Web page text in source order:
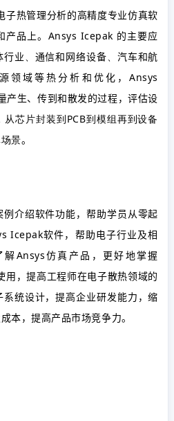
子热管理分析的高精度专业仿真软
品上。 Ansys Icepak 的主要应
行业
通信和网络设备
汽车和航
领域等热分析和优化，Ansys
产生、传到和散发的过程，评估设
从芯片封装到PCB到模组再到设备
景。
介绍软件功能，帮助学员从零起
Icepak软件，帮助电子行业及相
解Ansys仿真产品，更好地掌握
用，提高工程师在电子散热领域的
统设计，提高企业研发能力，缩
本，提高产品市场竞争力。